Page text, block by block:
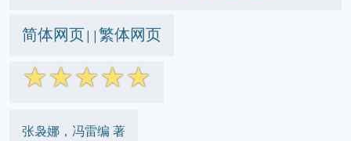
简体网页||繁体网页
☆☆☆☆☆
张袅娜，冯雷编 著